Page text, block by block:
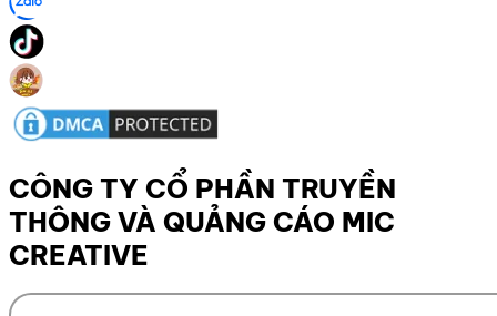
CÔNG TY CỔ PHẦN TRUYỀN
THÔNG VÀ QUẢNG CÁO MIC
CREATIVE